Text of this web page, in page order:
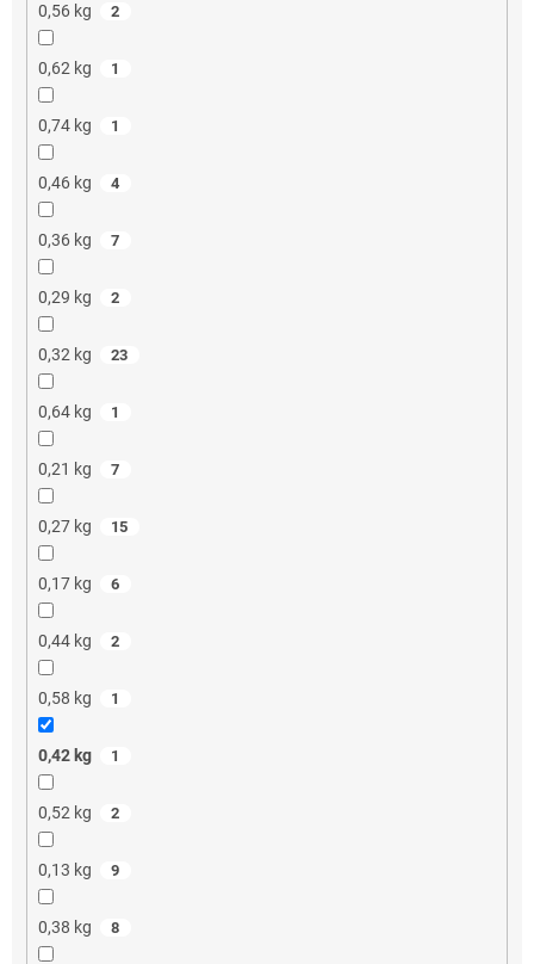
0,56 kg 2
0,62 kg 1
0,74 kg 1
0,46 kg 4
0,36 kg 7
0,29 kg 2
0,32 kg 23
0,64 kg 1
0,21 kg 7
0,27 kg 15
0,17 kg 6
0,44 kg 2
0,58 kg 1
0,42 kg 1
0,52 kg 2
0,13 kg 9
0,38 kg 8